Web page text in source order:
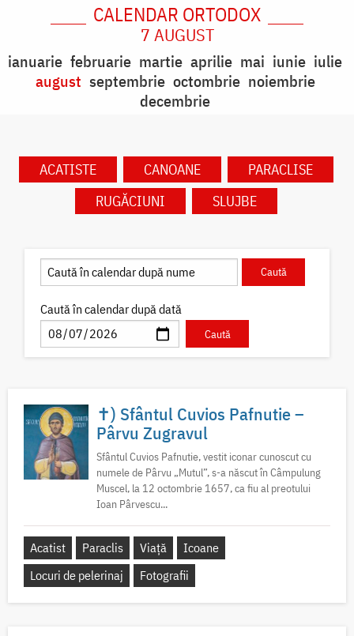
CALENDAR ORTODOX
7 AUGUST
ianuarie februarie martie aprilie mai iunie iulie
august septembrie octombrie noiembrie
decembrie
ACATISTE CANOANE
PARACLISE
RUGĂCIUNI
SLUJBE
Caută în calendar după dată
✝) Sfântul Cuvios Pafnutie –
Pârvu Zugravul
Sfântul Cuvios Pafnutie, vestit iconar cunoscut cu
numele de Pârvu „Mutul”, s-a născut în Câmpulung
Muscel, la 12 octombrie 1657, ca fiu al preotului
Ioan Pârvescu...
Acatist Paraclis Viață
Icoane
Locuri de pelerinaj
Fotografii